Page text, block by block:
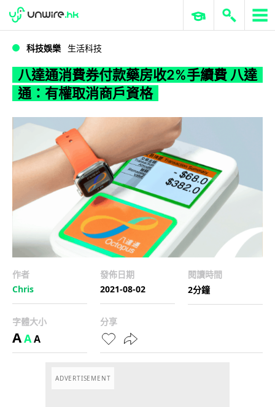
WWDC 2026 ERP 與商業 AI
科技娛樂 生活科技
八達通消費券付款藥房收2%手續費 八達
通：有權取消商戶資格
作者
Chris
發佈日期
2021-08-02
閱讀時間
2分鐘
字體大小
AAA
分享
ADVERTISEMENT